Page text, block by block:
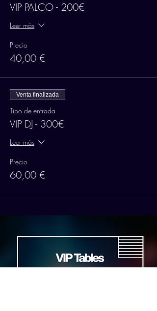
VIP PALCO - 200€
Leer más
Precio
40,00 €
Venta finalizada
Tipo de entrada
VIP DJ - 300€
Leer más
Precio
60,00 €